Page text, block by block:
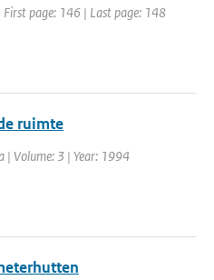
page: 146 | Last page: 148
ruimte
| Volume: 3 | Year: 1994